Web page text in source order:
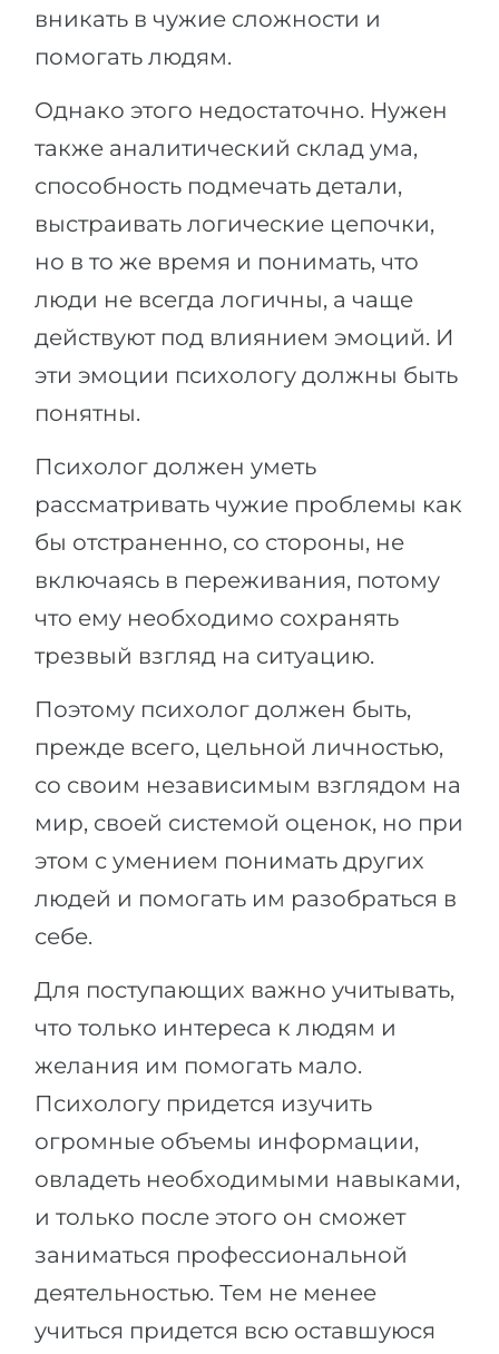
вникать в чужие сложности и
помогать людям.
Однако этого недостаточно. Нужен
также аналитический склад ума,
способность подмечать детали,
выстраивать логические цепочки,
но в то же время и понимать, что
люди не всегда логичны, а чаще
действуют под влиянием эмоций. И
эти эмоции психологу должны быть
понятны.
Психолог должен уметь
рассматривать чужие проблемы как
бы отстраненно, со стороны, не
включаясь в переживания, потому
что ему необходимо сохранять
трезвый взгляд на ситуацию.
Поэтому психолог должен быть,
прежде всего, цельной личностью,
со своим независимым взглядом на
мир, своей системой оценок, но при
этом с умением понимать других
людей и помогать им разобраться в
себе.
Для поступающих важно учитывать,
что только интереса к людям и
желания им помогать мало.
Психологу придется изучить
огромные объемы информации,
овладеть необходимыми навыками,
и только после этого он сможет
заниматься профессиональной
деятельностью. Тем не менее
учиться придется всю оставшуюся